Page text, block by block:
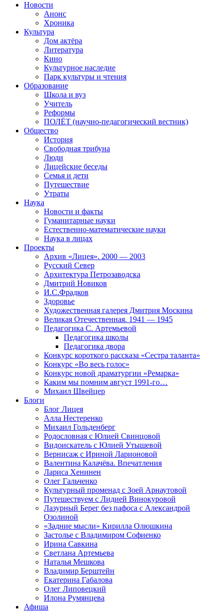
Новости
Анонс
Хроника
Культура
Дом актёра
Литература
Кино
Культурное наследие
Парк культуры и чтения
Образование
Школа и вуз
Учитель
Реформы
ПОЛЁТ (научно-педагогический вестник)
Общество
История
Свободная трибуна
Люди
Лицейские беседы
Семья и дети
Путешествие
Утраты
Наука
Новости и факты
Гуманитарные науки
Естественно-математические науки
Наука в лицах
Проекты
Архив «Лицея». 2000 — 2003
Русский Север
Архитектура Петрозаводска
Дмитрий Новиков
И.С.Фрадков
Здоровье
Художественная галерея Дмитрия Москина
Великая Отечественная. 1941 — 1945
Педагогика С. Артемьевой
Педагогика школы
Педагогика двора
Конкурс короткого рассказа «Сестра таланта»
Конкурс «Во весь голос»
Конкурс новой драматургии «Ремарка»
Каким мы помним август 1991-го…
Михаил Швейцер
Блоги
Блог Лицея
Алла Нестеренко
Михаил Гольденберг
Родословная с Юлией Свинцовой
Видоискатель с Юлией Утышевой
Вернисаж с Ириной Ларионовой
Валентина Калачёва. Впечатления
Лариса Хенинен
Олег Гальченко
Культурный променад с Зоей Арнаутовой
Путешествуем с Лидией Винокуровой
Лазурный Берег без пафоса с Александрой
Озолиной
«Задние мысли» Кирилла Олюшкина
Застолье с Владимиром Софиенко
Ирина Савкина
Светлана Артемьева
Наталья Мешкова
Владимир Берштейн
Екатерина Габалова
Олег Липовецкий
Илона Румянцева
Афиша